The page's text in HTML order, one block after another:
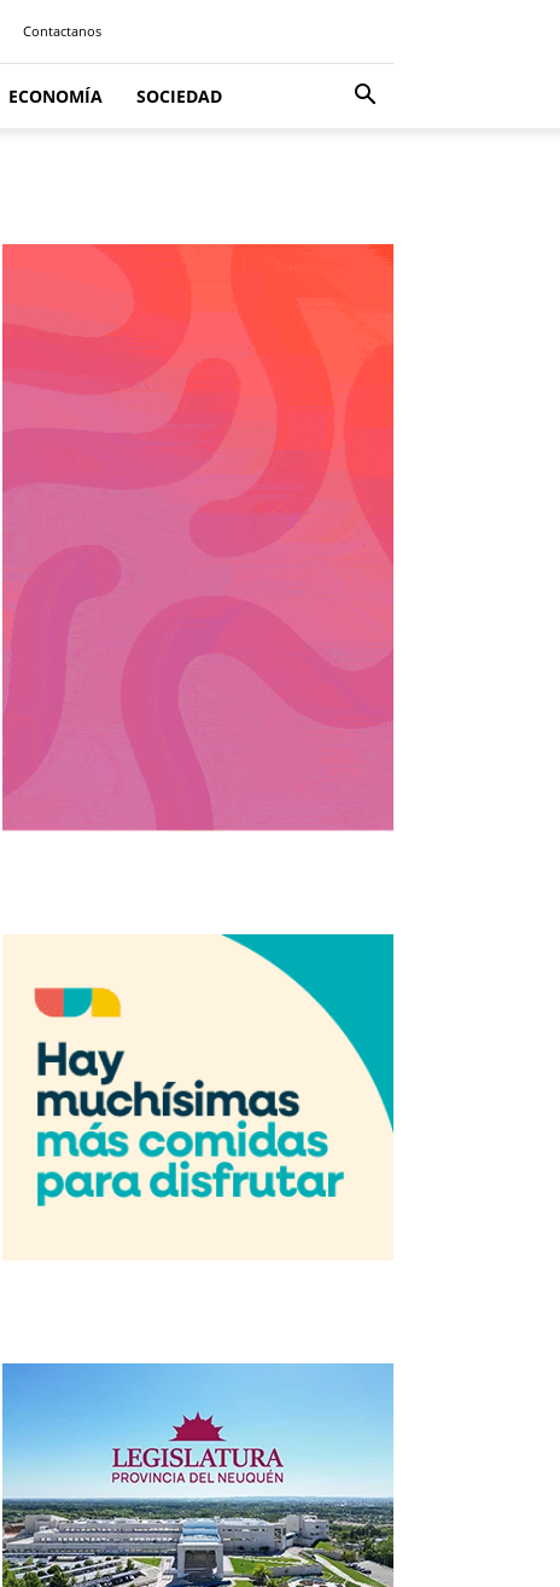
Contactanos
ECONOMÍA SOCIEDAD